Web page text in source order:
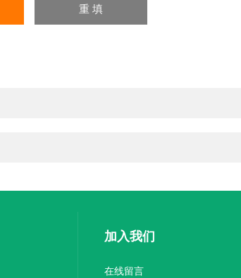
加入我们
在线留言